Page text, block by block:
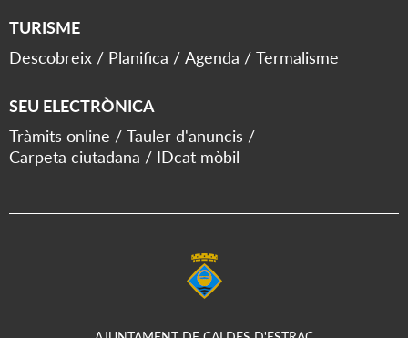
TURISME
Descobreix
Planifica Agenda Termalisme
SEU ELECTRÒNICA
Tràmits online
Tauler d'anuncis
Carpeta ciutadana
IDcat mòbil